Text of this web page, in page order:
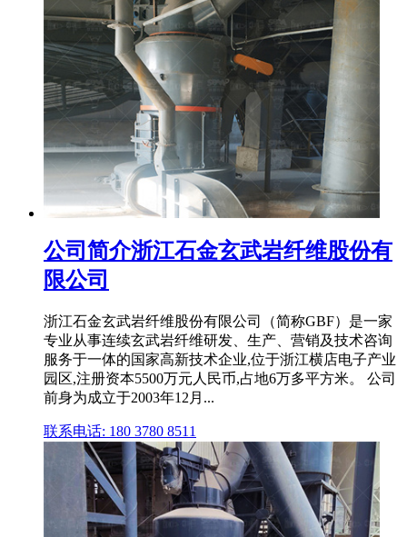
公司简介浙江石金玄武岩纤维股份有
限公司
浙江石金玄武岩纤维股份有限公司（简称GBF）是一家
专业从事连续玄武岩纤维研发、生产、营销及技术咨询
服务于一体的国家高新技术企业,位于浙江横店电子产业
园区,注册资本5500万元人民币,占地6万多平方米。 公司
前身为成立于2003年12月...
联系电话: 180 3780 8511